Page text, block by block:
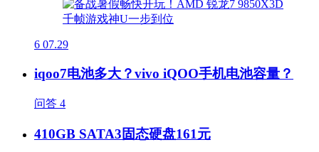
6 07.29
iqoo7电池多大？vivo iQOO手机电池容量？
问答 4
410GB SATA3固态硬盘161元